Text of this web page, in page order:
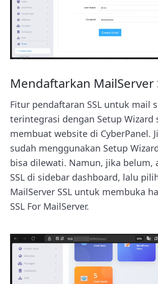
Mendaftarkan MailServer
Fitur pendaftaran SSL untuk mail
terintegrasi dengan Setup Wizard
membuat website di CyberPanel.
sudah menggunakan Setup
bisa dilewati. Namun, jika belum,
SSL di sidebar dashboard, lalu
MailServer SSL untuk membuka
SSL For MailServer.